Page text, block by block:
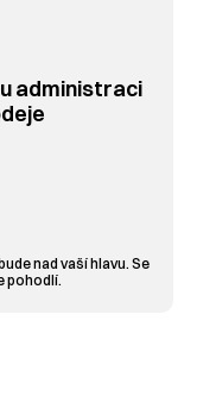
administraci
nad vaší hlavu. Se
pohodlí.